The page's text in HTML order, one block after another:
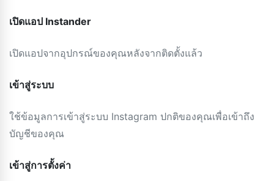
เปิดแอป Instander
เปิดแอปจากอุปกรณ์ของคุณหลังจากติดตั้งแล้ว
เข้าสู่ระบบ
ใช้ข้อมูลการเข้าสู่ระบบ Instagram ปกติของคุณเพื่อเข้าถึง
บัญชีของคุณ
เข้าสู่การตั้งค่า